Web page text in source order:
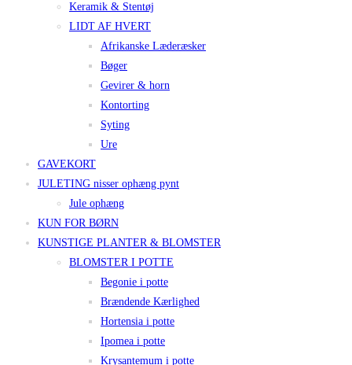
Keramik & Stentøj
LIDT AF HVERT
Afrikanske Læderæsker
Bøger
Gevirer & horn
Kontorting
Syting
Ure
GAVEKORT
JULETING nisser ophæng pynt
Jule ophæng
KUN FOR BØRN
KUNSTIGE PLANTER & BLOMSTER
BLOMSTER I POTTE
Begonie i potte
Brændende Kærlighed
Hortensia i potte
Ipomea i potte
Krysantemum i potte